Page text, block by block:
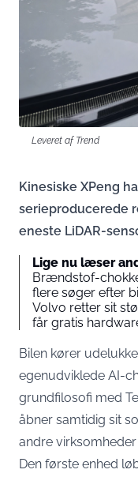
Leveret af Trend
Kinesiske XPeng
serieproducerede
eneste LiDAR-
Lige nu læser
Brændstof-
flere søger efter
Volvo retter sit
får gratis
Bilen kører
egenudviklede AI-
grundfilosofi med
åbner samtidig sit
andre
Den første enhed